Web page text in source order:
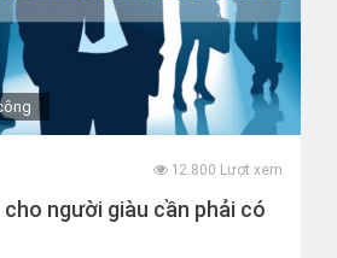
12.800 Lượt xem
người giàu cần phải có